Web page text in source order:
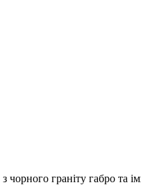
граніту габро та